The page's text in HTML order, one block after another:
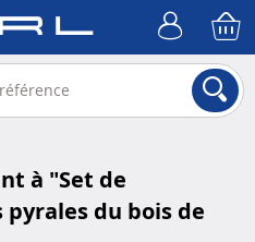
à "Set de
du bois de